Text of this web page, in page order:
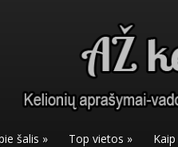
šalis » Top vietos »